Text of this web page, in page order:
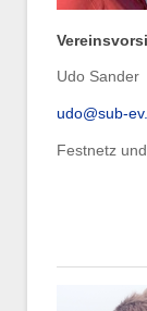
Udo Sander
udo@sub-
Festnetz